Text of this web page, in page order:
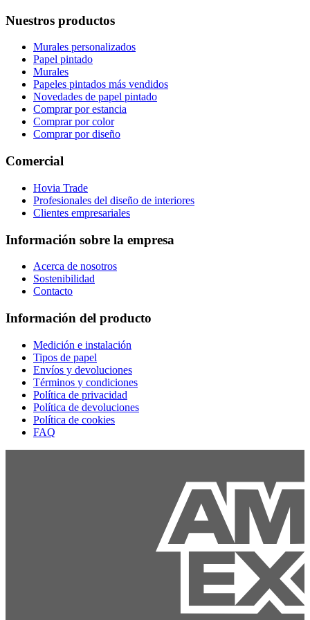
Nuestros productos
Murales personalizados
Papel pintado
Murales
Papeles pintados más vendidos
Novedades de papel pintado
Comprar por estancia
Comprar por color
Comprar por diseño
Comercial
Hovia Trade
Profesionales del diseño de interiores
Clientes empresariales
Información sobre la empresa
Acerca de nosotros
Sostenibilidad
Contacto
Información del producto
Medición e instalación
Tipos de papel
Envíos y devoluciones
Términos y condiciones
Política de privacidad
Política de devoluciones
Política de cookies
FAQ